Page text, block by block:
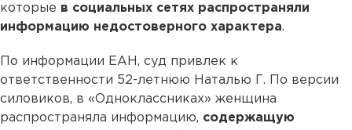
которые в социальных сетях распространяли
информацию недостоверного характера.
По информации ЕАН, суд привлек к
ответственности 52-летнюю Наталью Г. По версии
силовиков, в «Одноклассниках» женщина
распространяла информацию, содержащую